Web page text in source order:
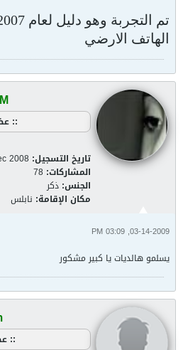
الهاتف الارضي
::
تاريخ التسجيل: 2008
المشاركات: 78
الجنس: ذكر
مكان الإقامة: نابلس
03-14-2009, 03:09 PM
يسلمو هالديات يا كبير مشكور
::